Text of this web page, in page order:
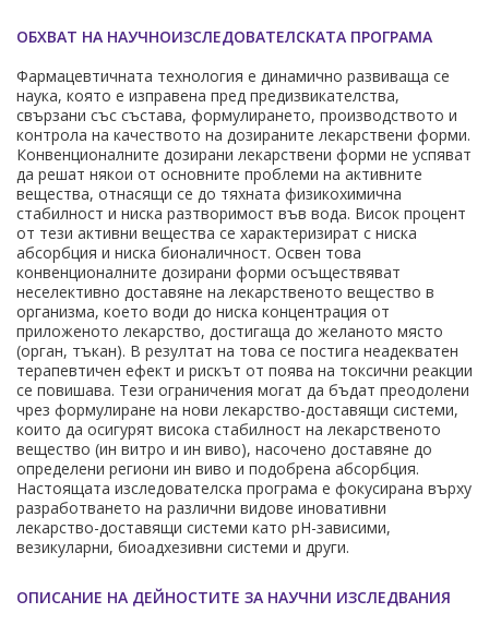
ОБХВАТ НА НАУЧНОИЗСЛЕДОВАТЕЛСКАТА ПРОГРАМА
Фармацевтичната технология е динамично развиваща се
наука, която е изправена пред предизвикателства,
свързани със състава, формулирането, производството и
контрола на качеството на дозираните лекарствени форми.
Конвенционалните дозирани лекарствени форми не успяват
да решат някои от основните проблеми на активните
вещества, отнасящи се до тяхната физикохимична
стабилност и ниска разтворимост във вода. Висок процент
от тези активни вещества се характеризират с ниска
абсорбция и ниска бионаличност. Освен това
конвенционалните дозирани форми осъществяват
неселективно доставяне на лекарственото вещество в
организма, което води до ниска концентрация от
приложеното лекарство, достигаща до желаното място
(орган, тъкан). В резултат на това се постига неадекватен
терапевтичен ефект и рискът от поява на токсични реакции
се повишава. Тези ограничения могат да бъдат преодолени
чрез формулиране на нови лекарство-доставящи системи,
които да осигурят висока стабилност на лекарственото
вещество (ин витро и ин виво), насочено доставяне до
определени региони ин виво и подобрена абсорбция.
Настоящата изследователска програма е фокусирана върху
разработването на различни видове иновативни
лекарство-доставящи системи като pH-зависими,
везикуларни, биоадхезивни системи и други.
ОПИСАНИЕ НА ДЕЙНОСТИТЕ ЗА НАУЧНИ ИЗСЛЕДВАНИЯ